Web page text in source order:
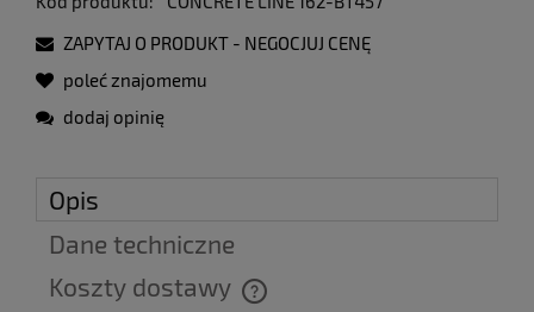
ZAPYTAJ O PRODUKT - NEGOCJUJ CENĘ
poleć znajomemu
dodaj opinię
Opis
Dane techniczne
Koszty dostawy
Cena nie zawiera ewentualnych kosztów płatności